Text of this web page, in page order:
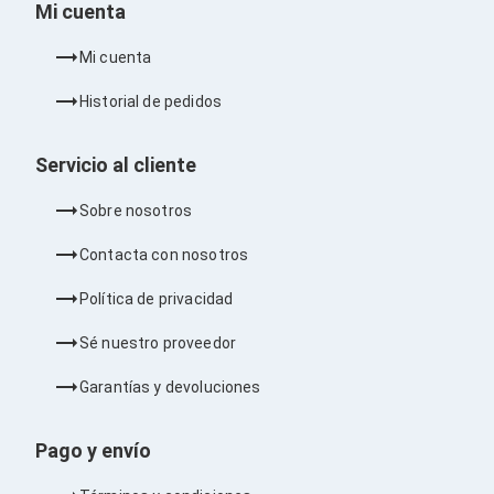
Candados para PC's
Protectores para PC's
Limpiadores para Electrónicos
Lentes para Computadora
Laptops
Workstations
All in One
Mini PC's
Barebones
Electrónica de Consumo
Accesorios de Audio
Micrófonos
Estuches y Cajas
Bases para Audífonos
Accesorios para Micrófonos
Audífonos Intrauriculares
Bocinas y Bafles
Bocinas Portátiles
Bocinas para Computadora
Mi cuenta
Mi cuenta
Historial de pedidos
Servicio al cliente
Sobre nosotros
Contacta con nosotros
Política de privacidad
Sé nuestro proveedor
Garantías y devoluciones
Pago y envío